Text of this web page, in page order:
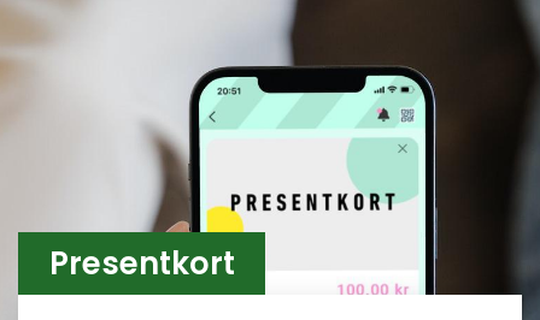
Presentkort